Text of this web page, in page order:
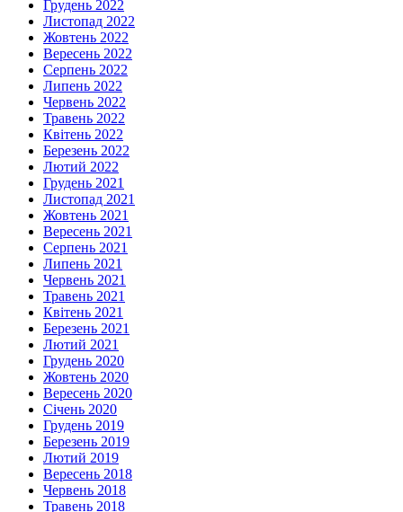
Грудень 2022
Листопад 2022
Жовтень 2022
Вересень 2022
Серпень 2022
Липень 2022
Червень 2022
Травень 2022
Квітень 2022
Березень 2022
Лютий 2022
Грудень 2021
Листопад 2021
Жовтень 2021
Вересень 2021
Серпень 2021
Липень 2021
Червень 2021
Травень 2021
Квітень 2021
Березень 2021
Лютий 2021
Грудень 2020
Жовтень 2020
Вересень 2020
Січень 2020
Грудень 2019
Березень 2019
Лютий 2019
Вересень 2018
Червень 2018
Травень 2018